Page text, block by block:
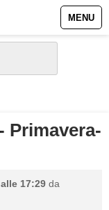
MENU
Primavera-
17:29 da